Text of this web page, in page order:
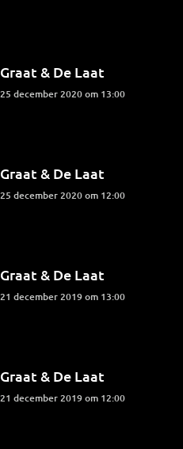
Graat & De Laat
25 december 2020 om 13:00
Graat & De Laat
25 december 2020 om 12:00
Graat & De Laat
21 december 2019 om 13:00
Graat & De Laat
21 december 2019 om 12:00